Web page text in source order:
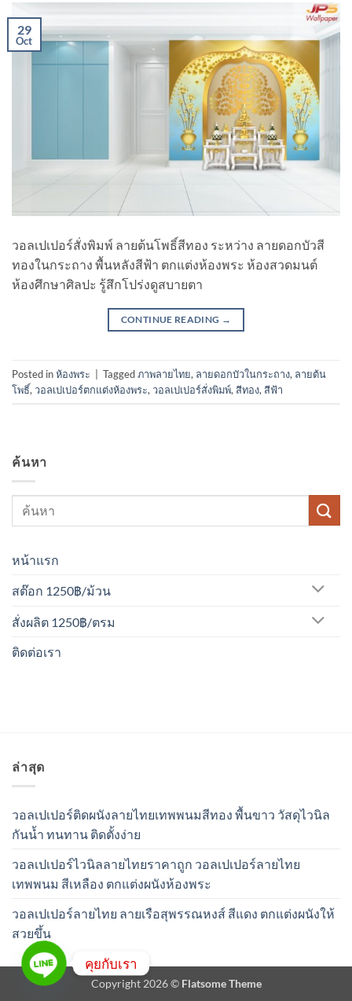
29
Oct
วอลเปเปอร์สั่งพิมพ์ ลายต้นโพธิ์สีทอง ระหว่าง ลายดอกบัวสี
ทองในกระถาง พื้นหลังสีฟ้า ตกแต่งห้องพระ ห้องสวดมนต์
ห้องศึกษาศิลปะ รู้สึกโปร่งดูสบายตา
CONTINUE READING →
Posted inห้องพระ | Taggedภาพลายไทย, ลายดอกบัวในกระถาง, ลายต้น
โพธิ์, วอลเปเปอร์ตกแต่งห้องพระ, วอลเปเปอร์สั่งพิมพ์, สีทอง, สีฟ้า
ค้นหา
หน้าแรก
สต๊อก 1250฿/ม้วน
สั่งผลิต 1250฿/ตรม
ติดต่อเรา
ล่าสุด
วอลเปเปอร์ติดผนังลายไทยเทพพนมสีทอง พื้นขาว วัสดุไวนิล
กันน้ำ ทนทาน ติดตั้งง่าย
วอลเปเปอร์ไวนิลลายไทยราคาถูก วอลเปเปอร์ลายไทย
เทพพนม สีเหลือง ตกแต่งผนังห้องพระ
วอลเปเปอร์ลายไทย ลายเรือสุพรรณหงส์ สีแดง ตกแต่งผนังให้
สวยขึ้น
Copyright 2026 © Flatsome Theme
คุยกับเรา